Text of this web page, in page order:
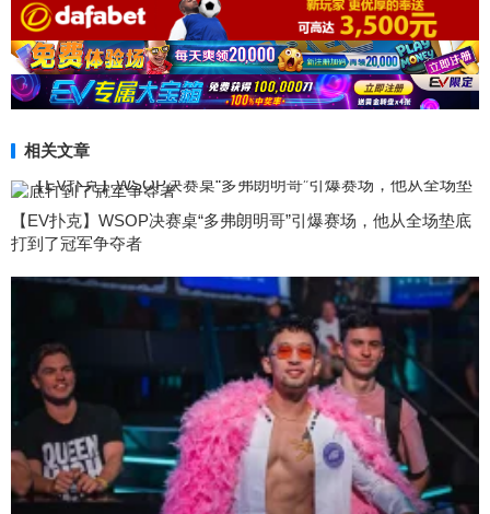
相关文章
【EV扑克】WSOP决赛桌“多弗朗明哥”引爆赛场，他从全场垫底
打到了冠军争夺者